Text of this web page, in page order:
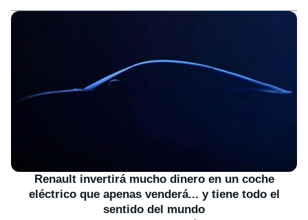
Renault invertirá mucho dinero en un coche
eléctrico que apenas venderá... y tiene todo el
sentido del mundo